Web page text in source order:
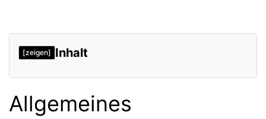
[zeigen] Inhalt
Allgemeines